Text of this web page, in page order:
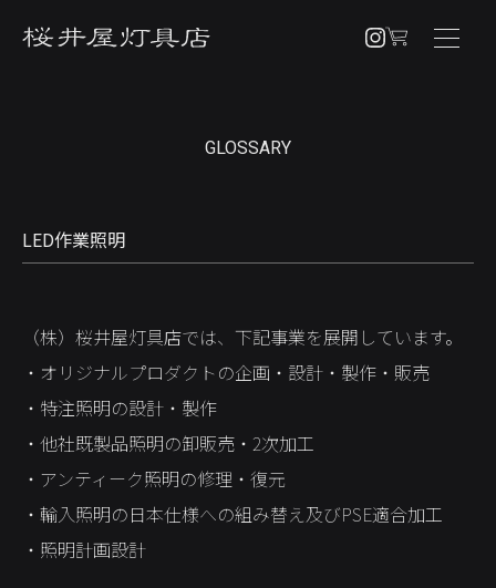
PENDANT
BRACKET
OTHERS
CUSTOM ORDER
ABOUT
SHOPPING GUIDE
STORES
GLOSSARY
LED作業照明
（株）桜井屋灯具店では、下記事業を展開しています。
・オリジナルプロダクトの企画・設計・製作・販売
・特注照明の設計・製作
・他社既製品照明の卸販売・2次加工
・アンティーク照明の修理・復元
・輸入照明の日本仕様への組み替え及びPSE適合加工
・照明計画設計